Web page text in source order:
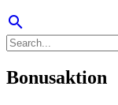
search
Bonusaktion